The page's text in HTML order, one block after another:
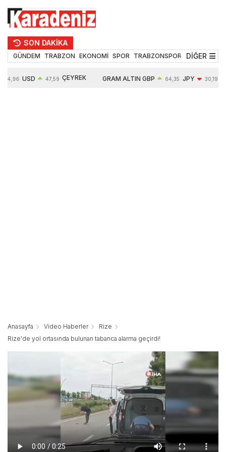
SON DAKİKA
GÜNDEM TRABZON EKONOMİ SPOR TRABZONSPOR TEKNOLOJİ
DİĞER
USD 47,59 ÇEYREK GRAM ALTIN GBP 64,35 JPY 30,19
Anasayfa Video Haberler
Rize
Rize'de yol ortasında bulunan tabanca alarma geçirdi!